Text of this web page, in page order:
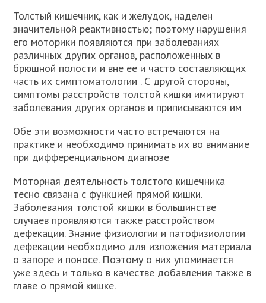
Толстый кишечник, как и желудок, наделен
значительной реактивно­стью; поэтому нарушения
его моторики появляются при заболеваниях
различных других органов, расположенных в
брюшной полости и вне ее и часто составляющих
часть их симптоматологии . С другой стороны,
симптомы расстройств толстой кишки имитируют
заболевания других органов и приписываются им
Обе эти возможности часто встречаются на
практике и необходимо при­нимать их во внимание
при дифференциальном диагнозе
Моторная деятельность толстого кишечника
тесно связана с функцией прямой кишки.
Заболевания толстой кишки в большинстве
случаев проявляются также расстройством
дефекации. Знание физиологии и патофизиологии
дефекации необходимо для изложения материала
о запоре и поносе. Поэтому о них упоминается
уже здесь и только в качестве добавления также в
главе о прямой кишке.